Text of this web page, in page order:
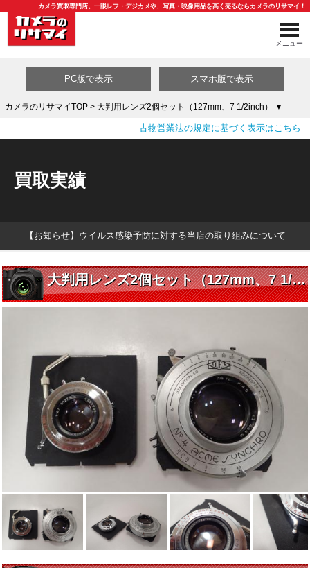
カメラ買取専門店。一眼レフ・デジカメや、写真・映像用品を高く売るならカメラのリサマイ！
メニュー
買取カテゴリ一覧
PC版で表示 スマホ版で表示
カメラのリサマイTOP> 大判用レンズ2個セット（127mm、7 1/2inch） ▼
古物営業法の規定に基づく表示はこちら
買取実績
【お知らせ】ウイルス感染予防に対する当店の取り組みについて
大判用レンズ2個セット（127mm、7 1/2inch） ▼